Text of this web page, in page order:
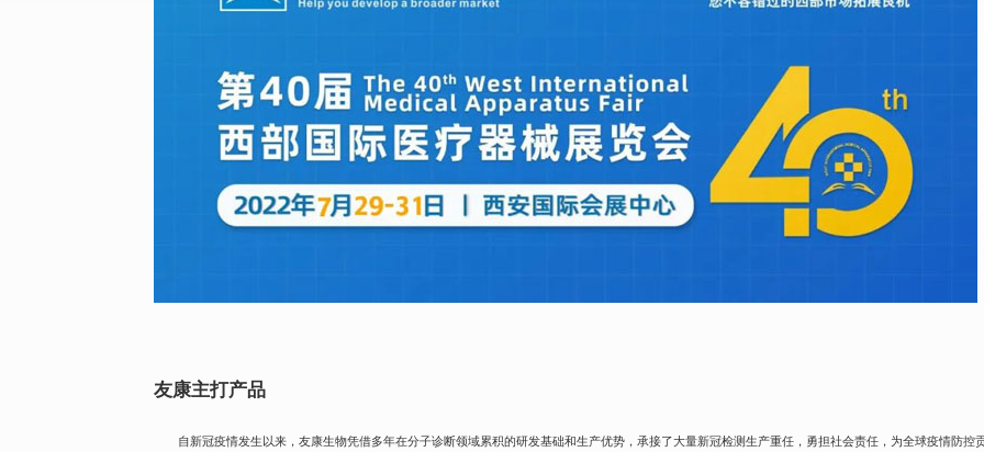
友康主打产品
自新冠疫情发生以来，友康生物凭借多年在分子诊断领域累积的研发基础和生产优势，承接了大量新冠检测生产重任，勇担社会责任，为全球疫情防控